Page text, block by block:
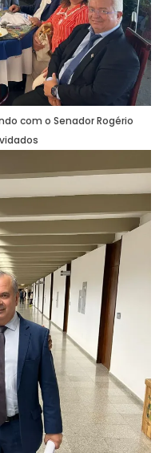
com o Senador Rogério